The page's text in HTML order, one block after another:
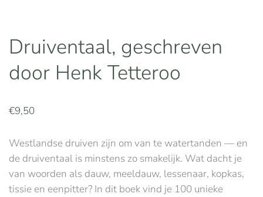
Druiventaal, geschreven
door Henk Tetteroo
€9,50
Westlandse druiven zijn om van te watertanden — en
de druiventaal is minstens zo smakelijk. Wat dacht je
van woorden als dauw, meeldauw, lessenaar, kopkas,
tissie en eenpitter? In dit boek vind je 100 unieke